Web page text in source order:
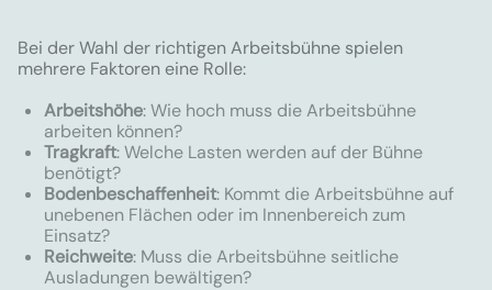
Bei der Wahl der richtigen Arbeitsbühne spielen
mehrere Faktoren eine Rolle:
Arbeitshöhe: Wie hoch muss die Arbeitsbühne
arbeiten können?
Tragkraft: Welche Lasten werden auf der Bühne
benötigt?
Bodenbeschaffenheit: Kommt die Arbeitsbühne auf
unebenen Flächen oder im Innenbereich zum
Einsatz?
Reichweite: Muss die Arbeitsbühne seitliche
Ausladungen bewältigen?